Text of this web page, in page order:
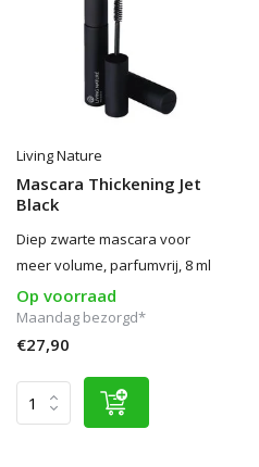
Living Nature
Mascara Thickening Jet
Black
Diep zwarte mascara voor
meer volume, parfumvrij, 8 ml
Op voorraad
Maandag bezorgd*
€27,90